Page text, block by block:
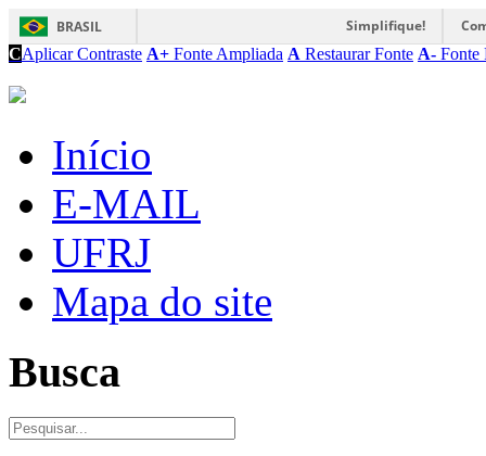
BRASIL Simplifique!
CAplicar Contraste A+ Fonte Ampliada A Restaurar Fonte A- Fonte
Início
E-MAIL
UFRJ
Mapa do site
Busca